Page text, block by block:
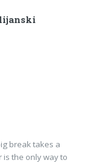
break takes a
the only way to